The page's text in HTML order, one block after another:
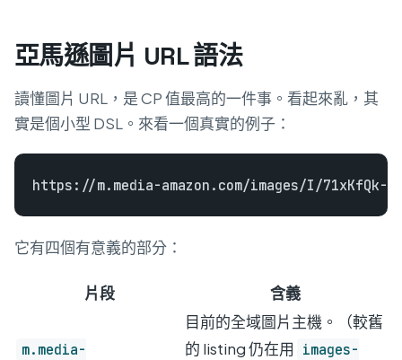
亞馬遜圖片 URL 語法
讀懂圖片 URL，是 CP 值最高的一件事。看起來亂，其
實是個小型 DSL。來看一個真實的例子：
它有四個有意義的部分：
片段 含義
m.media-
目前的全域圖片主機。（較舊
的 listing 仍在用 images-